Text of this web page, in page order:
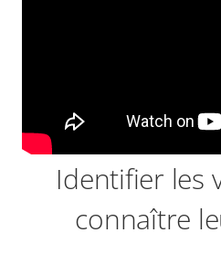
Identifier les
connaître